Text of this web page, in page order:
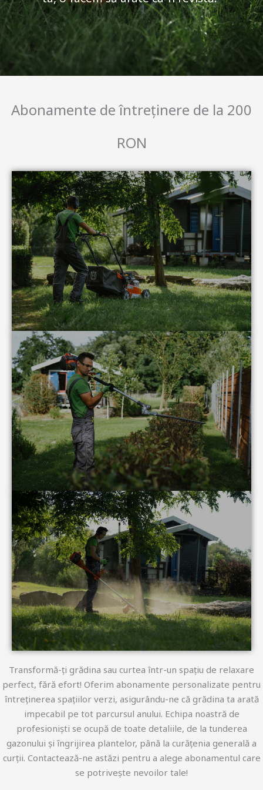
Abonamente de întreținere de la 200
RON
Transformă-ți grădina sau curtea într-un spațiu de relaxare
perfect, fără efort! Oferim abonamente personalizate pentru
întreținerea spațiilor verzi, asigurându-ne că grădina ta arată
impecabil pe tot parcursul anului. Echipa noastră de
profesioniști se ocupă de toate detaliile, de la tunderea
gazonului și îngrijirea plantelor, până la curățenia generală a
curții. Contactează-ne astăzi pentru a alege abonamentul care
se potrivește nevoilor tale!